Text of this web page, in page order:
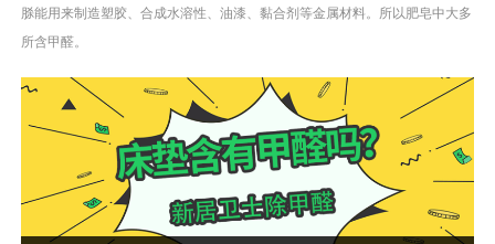
脎能用来制造塑胶、合成水溶性、油漆、黏合剂等金属材料。所以肥皂中大多
所含甲醛。